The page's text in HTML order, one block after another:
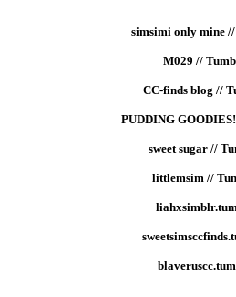
simsimi only mine
M029 //
CC-finds blog //
PUDDING
sweet sugar //
littlemsim //